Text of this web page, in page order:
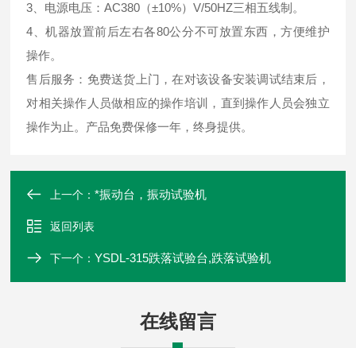
3、电源电压：AC380（±10%）V/50HZ三相五线制。
4、机器放置前后左右各80公分不可放置东西，方便维护
操作。
售后服务：免费送货上门，在对该设备安装调试结束后，
对相关操作人员做相应的操作培训，直到操作人员会独立
操作为止。产品免费保修一年，终身提供。
上一个：*振动台，振动试验机
返回列表
下一个：YSDL-315跌落试验台,跌落试验机
在线留言